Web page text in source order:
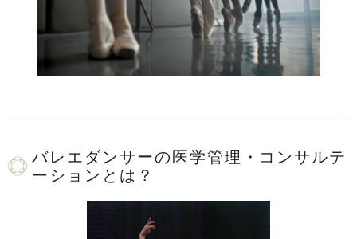
バレエダンサーの医学管理・コンサルテ
ーションとは？